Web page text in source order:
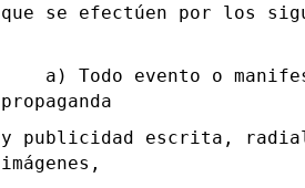
que se efectúen por los
a) Todo evento o
propaganda
y publicidad escrita,
imágenes,